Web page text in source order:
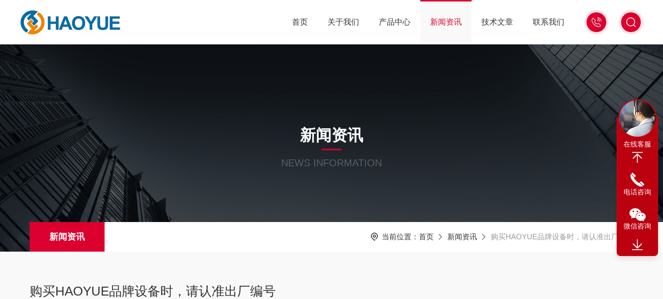
13311665350
首页 关于我们 产品中心 新闻资讯 技术文章 联系我们
新闻资讯
NEWS INFORMATION
新闻资讯 当前位置： 首页 新闻资讯 购买HAOYUE品牌设备时，请认准出厂编号
购买HAOYUE品牌设备时，请认准出厂编号
在线客服
电话咨询
微信咨询